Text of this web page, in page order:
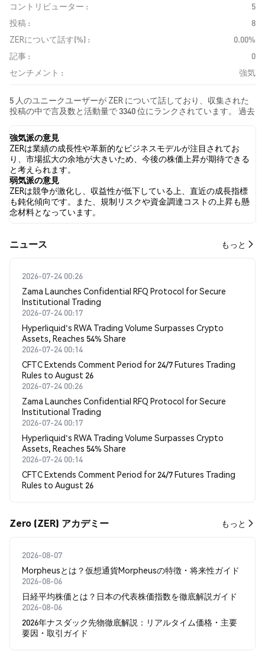
コントリビューター :
5
投稿 :
8
ZERについて話す(%) :
0.00%
記事 :
0
センチメント :
強気
5 人のユニークユーザーが ZER について話しており、収集された
投稿の中で言及数と活動量で 3340 位にランクされています。 過去
強気 でした。 最後に、ZER に関するニュース記事が 0 件公開され
ました。 Twitterでは、16.67% のツイートが強気の感情を示し、
16.67% のツイートが弱気の感情を示しました。 66.67% のツイー
トは ZER に対して中立的でした。 これらの感情分析は 6 件のツイ
ートに基づいています。
強気派の意見
ZERは業績の成長性や革新的なビジネスモデルが注目されてお
り、市場拡大の余地が大きいため、今後の株価上昇が期待できる
と考えられます。
弱気派の意見
ZERは競争が激化し、収益性が低下している上、直近の成長指標
も鈍化傾向です。また、規制リスクや資金調達コストの上昇も懸
念材料となっています。
​​ニュース​​ もっと
2026-07-24 00:26
Zama Launches Confidential RFQ Protocol for Secure
Institutional Trading
2026-07-24 00:17
Hyperliquid's RWA Trading Volume Surpasses Crypto
Assets, Reaches 54% Share
2026-07-24 00:14
CFTC Extends Comment Period for 24/7 Futures Trading
Rules to August 26
2026-07-24 00:26
Zama Launches Confidential RFQ Protocol for Secure
Institutional Trading
2026-07-24 00:17
Hyperliquid's RWA Trading Volume Surpasses Crypto
Assets, Reaches 54% Share
2026-07-24 00:14
CFTC Extends Comment Period for 24/7 Futures Trading
Rules to August 26
Zero (ZER) アカデミー もっと
2026-08-07
Morpheusとは？仮想通貨Morpheusの特徴・将来性ガイド
2026-08-06
日経平均株価とは？日本の代表株価指数を徹底解説ガイド
2026-08-06
2026年ナスダック先物徹底解説：リアルタイム価格・主要
要因・取引ガイド